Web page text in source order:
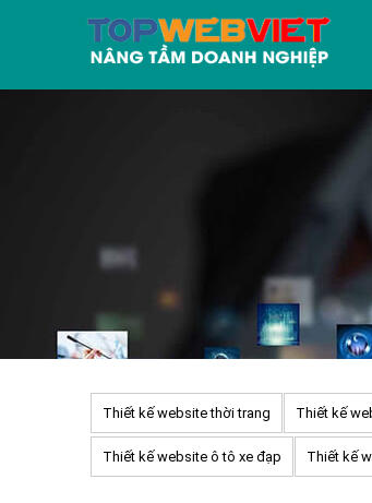
Thiết kế website thời trang Thiết kế
Thiết kế website ô tô xe đạp Thiết kế